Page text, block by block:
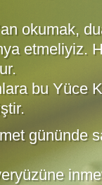
okumak,
etmeliyiz.
bu Yüce
gününde